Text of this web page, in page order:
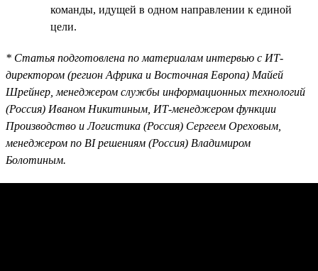
команды, идущей в одном направлении к единой
цели.
* Статья подготовлена по материалам интервью с ИТ-
директором (регион Африка и Восточная Европа) Майей
Шрейнер, менеджером службы информационных технологий
(Россия) Иваном Никитиным, ИТ-менеджером функции
Производство и Логистика (Россия) Сергеем Ореховым,
менеджером по BI решениям (Россия) Владимиром
Болотиным.